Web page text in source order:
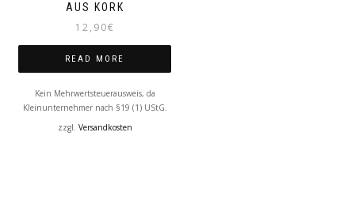
AUS KORK
12,90€
READ MORE
Kein Mehrwertsteuerausweis, da
Kleinunternehmer nach §19 (1) UStG.
zzgl. Versandkosten